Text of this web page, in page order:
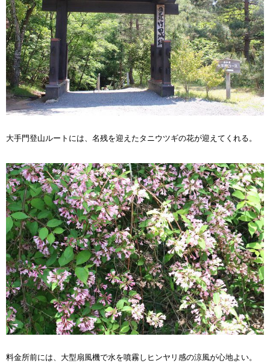
大手門登山ルートには、名残を迎えたタニウツギの花が迎えてくれる。
料金所前には、大型扇風機で水を噴霧しヒンヤリ感の涼風が心地よい。